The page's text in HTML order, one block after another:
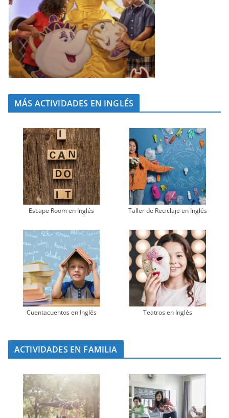
MÁS ACTIVIDADES EN INGLÉS
Escape Room en Inglés Taller de Reciclaje en Inglés
Cuentacuentos en Inglés Teatros en Inglés
ACTIVIDADES EN FAMILIA